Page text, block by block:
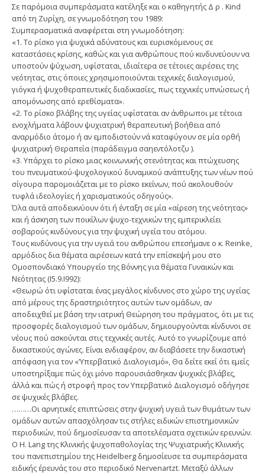
Σε παρόμοια συμπεράσματα κατέληξε και ο καθηγητής Δ ρ . Kind
από τη Ζυρίχη, σε γνωμοδότηση του 1989:
Συμπερασματικά αναφέρεται στη γνωμοδότηση:
«1. Το ρίσκο για ψυχικά αδύνατους και ευρισκόμενους σε
καταστάσεις κρίσης, καθώς και για ανθρώπους πού κινδυνεύουν να
υποστούν ψύχωση, υφίσταται, ιδιαίτερα σε τέτοιες αιρέσεις της
νεότητας, στις όποιες χρησιμοποιούνται τεχνικές διαλογισμού,
γιόγκα ή ψυχοθεραπευτικές διαδικασίες, πως τεχνικές υπνώσεως ή
απομόνωσης από ερεθίσματα».
«2. Το ρίσκο βλάβης της υγείας υφίσταται αν άνθρωποι με τέτοια
ενοχλήματα λάβουν ψυχιατρική θεραπευτική βοήθεια από
αναρμόδιο άτομο ή αν εμποδιστούν νά καταφύγουν σε μία ορθή
ψυχιατρική Θεραπεία (παράδειγμα σαηεντόλοτζυ ).
«3. Υπάρχει το ρίσκο μιας κοινωνικής στενότητας και πτώχευσης
του πνευματικού-ψυχολογικού δυναμικού ανάπτυξης των νέων πού
σίγουρα παρομοιάζεται με το ρίσκο εκείνων, πού ακολουθούν
τυφλά ιδεολογίες ή χαρισματικούς οδηγούς».
Όλα αυτά αποδεικνύουν ότι ή ένταξη σε μία «αίρεση της νεότητας»
και ή άσκηση των ποικίλων ψυχο-τεχνικών της εμπερικλείει
σοβαρούς κινδύνους για την ψυχική υγεία του ατόμου.
Τους κινδύνους για την υγειά του ανθρώπου επεσήμανε ο κ. Reinke,
αρμόδιος δια θέματα αιρέσεων κατά την επίσκεψή μου στο
Ομοσπονδιακό Υπουργείο της Βόννης για θέματα Γυναικών και
Νεότητας (Ι5.9.Ι992):
«Θεωρώ ότι υφίσταται ένας μεγάλος κίνδυνος στο χώρο της υγείας
από μέρους της δραστηριότητος αυτών των ομάδων, αν
αποδειχθεί με βάση την ιατρική Θεώρηση του πράγματος, ότι με τις
προσφορές διαλογισμού των ομάδων, δημιουργούνται κίνδυνοι σε
νέους πού ασκούνται στις τεχνικές αυτές. Αυτό το γνωρίζουμε από
δικαστικούς αγώνες. Είναι ενδιαφέρον, αν διαβάσετε την δικαστική
απόφαση για τον «’Υπερβατικό Διαλογισμό», Θα δείτε εκεί ότι εμείς
υποστηρίξαμε πώς όχι μόνο παρουσιάσθηκαν ψυχικές βλάβες,
άλλά και πώς ή στροφή προς τον Υπερβατικό Διαλογισμό οδήγησε
σε ψυχικές βλάβες.
………Οι αρνητικές επιπτώσεις στην ψυχική υγειά των θυμάτων των
ομάδων αυτών απασχόλησαν τις στήλες ειδικών επιστημονικών
περιοδικών, πού δημοσίευσαν τα αποτελέσματα σχετικών ερευνών.
Ο Η. Lang της Κλινικής ψυχοπαθολογίας της Ψυχιατρικής Κλινικής
του πανεπιστημίου της Heidelberg δημοσίευσε τα συμπεράσματα
ειδικής έρευνάς του στο περιοδικό Nervenartzt. Μεταξύ άλλων